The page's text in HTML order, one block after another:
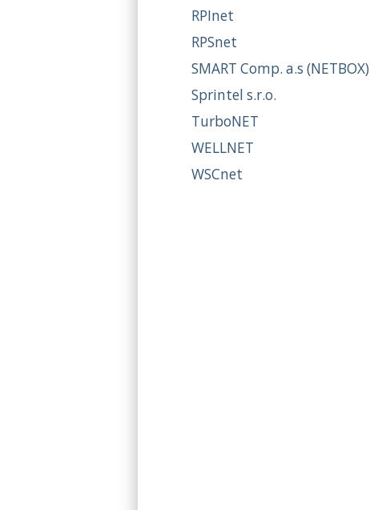
RPInet
RPSnet
SMART Comp. a.s (NETBOX)
Sprintel s.r.o.
TurboNET
WELLNET
WSCnet